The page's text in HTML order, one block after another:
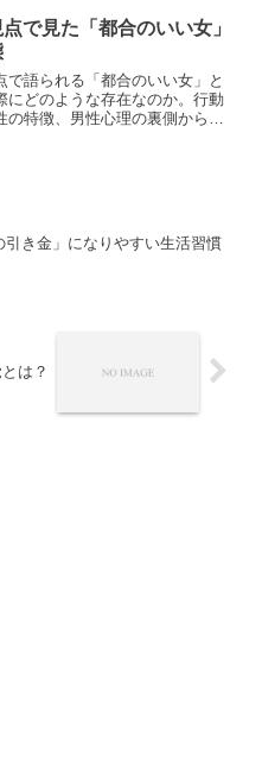
で見た「都合のいい女」
で語られる「都合のいい女」と
にどのような存在なのか。行動
の特徴、男性心理の裏側から、
引き金」になりやすい生活習慣
は？